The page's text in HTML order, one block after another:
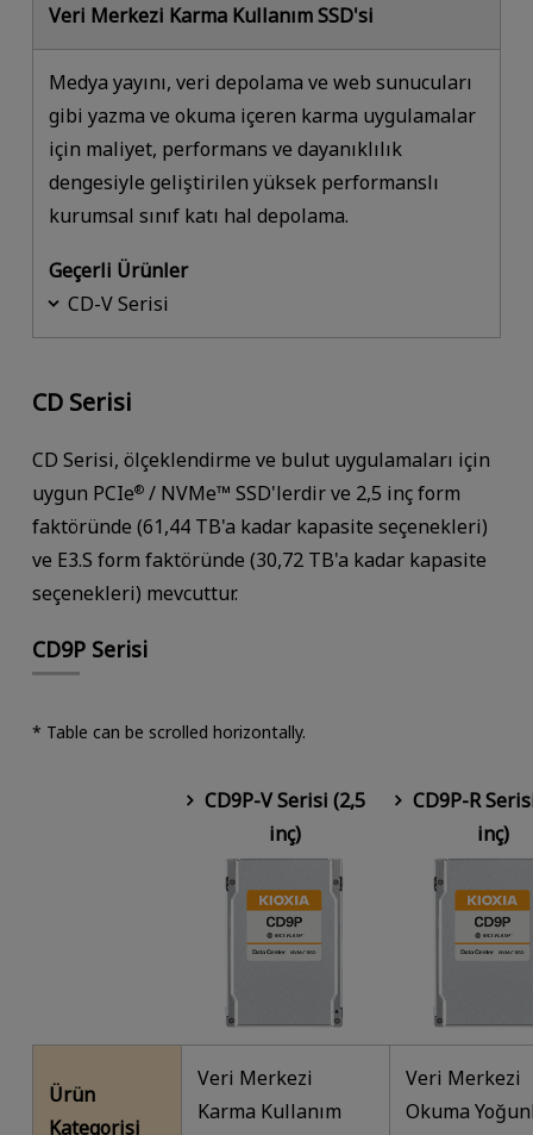
Veri Merkezi Karma Kullanım SSD'si
Medya yayını, veri depolama ve web sunucuları
gibi yazma ve okuma içeren karma uygulamalar
için maliyet, performans ve dayanıklılık
dengesiyle geliştirilen yüksek performanslı
kurumsal sınıf katı hal depolama.
Geçerli Ürünler
CD-V Serisi
CD Serisi
CD Serisi, ölçeklendirme ve bulut uygulamaları için
uygun PCIe®/ NVMe™ SSD'lerdir ve 2,5 inç form
faktöründe (61,44 TB'a kadar kapasite seçenekleri)
ve E3.S form faktöründe (30,72 TB'a kadar kapasite
seçenekleri) mevcuttur.
CD9P Serisi
* Table can be scrolled horizontally.
CD9P-V Serisi (2,5
inç)
CD9P-R
inç)
Ürün
Kategorisi
Veri Merkezi
Karma Kullanım
Veri Merkezi
Okuma